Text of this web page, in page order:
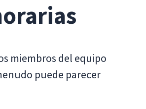
miembros del equipo
puede parecer